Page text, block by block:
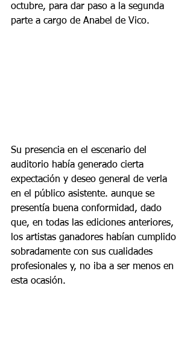
octubre, para dar paso a la segunda
parte a cargo de Anabel de Vico.
Su presencia en el escenario del
auditorio había generado cierta
expectación y deseo general de verla
en el público asistente. aunque se
presentía buena conformidad, dado
que, en todas las ediciones anteriores,
los artistas ganadores habían cumplido
sobradamente con sus cualidades
profesionales y, no iba a ser menos en
esta ocasión.